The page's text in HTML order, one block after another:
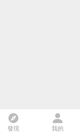
發現 我的